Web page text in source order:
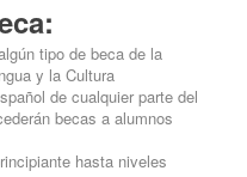
tipo de beca de la
y la Cultura
de cualquier parte del
becas a alumnos
hasta niveles